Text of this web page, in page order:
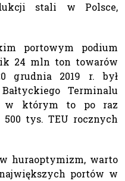
stali w Polsce,
portowym podium
24 mln ton towarów
grudnia 2019 r. był
Terminalu
w którym to po raz
tys. TEU rocznych
huraoptymizm, warto
portów w